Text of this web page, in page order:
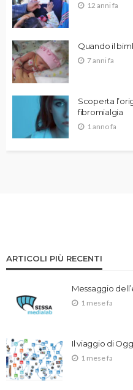
12 anni fa
Quando il
7 anni fa
Scoperta
fibromialgia
1 anno fa
ARTICOLI PIÙ RECENTI
Messaggio
1 mese fa
Il viaggio di
1 mese fa